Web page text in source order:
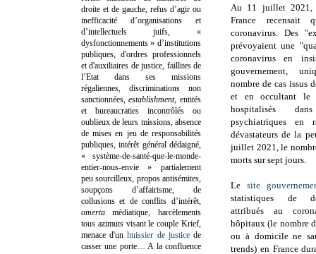
Au 11 juillet 2021,
France recensait
coronavirus. Des
prévoyaient une
coronavirus en
gouvernement,
nombre de cas issus
et en occultant le
hospitalisés
psychiatriques en
dévastateurs de la
juillet 2021, le
morts sur sept jours.
Lesite
statistiques de
attribués au
hôpitaux (le nombre
ou à domicile ne
trends) en France
droite et de gauche, refus d’agir ou
inefficacité d’organisations et
d’intellectuels juifs, «
dysfonctionnements » d’institutions
publiques, d'ordres professionnels
et d'auxiliaires de justice, faillites de
l’Etat dans ses missions
régaliennes, discriminations non
sanctionnées,establishment, entités
et bureaucraties incontrôlés ou
oublieux de leurs missions, absence
de mises en jeu de responsabilités
publiques, intérêt général dédaigné,
« système-de-santé-que-le-monde-
entier-nous-envie » partialement
peu sourcilleux, propos antisémites,
soupçons d’affairisme, de
collusions et de conflits d’intérêt,
omertamédiatique, harcèlements
tous azimuts visant le couple Krief,
menace d'unhuissier de justicede
casser une porte… A la confluence